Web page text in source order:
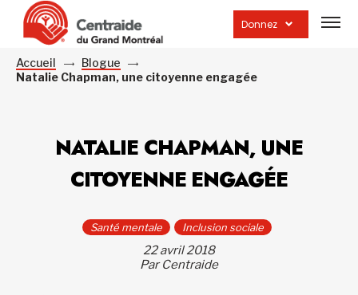
Donnez
la
Accueil
Blogue
Natalie Chapman, une citoyenne engagée
NATALIE CHAPMAN, UNE
CITOYENNE ENGAGÉE
Santé mentale Inclusion sociale
22 avril 2018
Par Centraide